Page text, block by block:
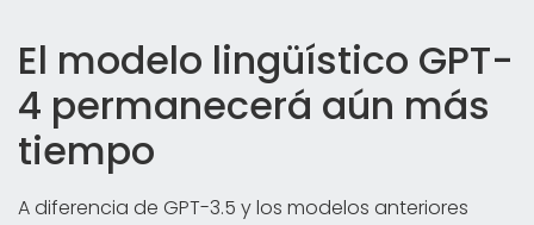
El modelo lingüístico GPT-
4 permanecerá aún más
tiempo
A diferencia de GPT-3.5 y los modelos anteriores